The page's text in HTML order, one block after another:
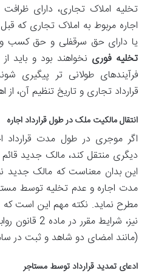
تخلیه املاک تجاری، دارای
یا دارای حق سرقفلی و حق کسب
تخلیه فوری نخواهند بود و باید
فرآیندهای طولانی تر پیگیری
قرارداد تجاری و تاریخ تنظیم آن، از
انتقال مالکیت ملک در طول قرارداد اجاره
اگر موجری در طول مدت
دیگری منتقل کند، مالک جدید
این بدان معناست که مالک جدید
مدت اجاره و عدم تخلیه توسط
مطرح نماید. نکته مهم این است که
(مانند امضای دو شاهد و ثبت در
ادعای تمدید قرارداد توسط مستاجر